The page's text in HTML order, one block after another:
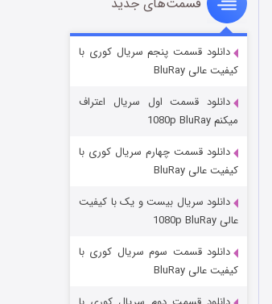
سریال زشت
قسمت۲ (زیرنویس) منتشر شد
مردگان متحرک: شهر مرده ۳
دانلود قسمت پنجم سریال کوری با
کیفیت عالی BluRay
دانلود قسمت اول سریال اعتراف
میکنم 1080p BluRay
دانلود قسمت چهارم سریال کوری با
کیفیت عالی BluRay
دانلود سریال بیست و یک با کیفیت
عالی 1080p BluRay
دانلود قسمت سوم سریال کوری با
کیفیت عالی BluRay